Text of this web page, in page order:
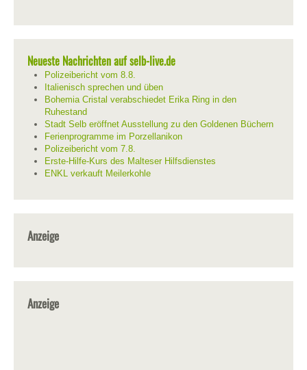
Neueste Nachrichten auf selb-live.de
Polizeibericht vom 8.8.
Italienisch sprechen und üben
Bohemia Cristal verabschiedet Erika Ring in den
Ruhestand
Stadt Selb eröffnet Ausstellung zu den Goldenen Büchern
Ferienprogramme im Porzellanikon
Polizeibericht vom 7.8.
Erste-Hilfe-Kurs des Malteser Hilfsdienstes
ENKL verkauft Meilerkohle
Anzeige
Anzeige